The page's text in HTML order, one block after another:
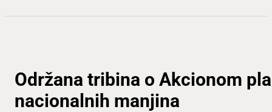
Održana tribina o Akcionom
nacionalnih manjina